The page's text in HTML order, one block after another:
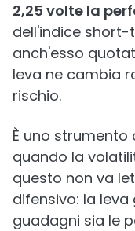
2,25 volte la
dell'indice short-
anch'esso
leva ne cambia
rischio.
È uno
quando la
questo non va
difensivo: la
guadagni sia le